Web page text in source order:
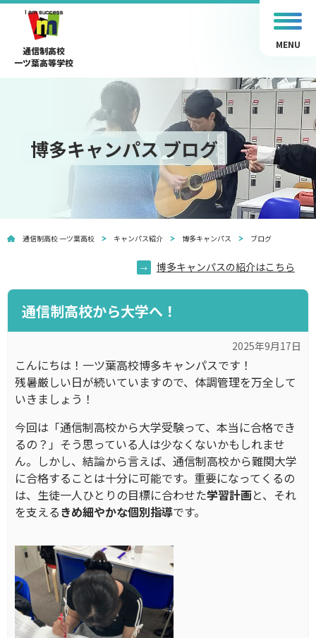
通信制高校
一ツ葉高等学校
MENU
博多キャンパス ブログ
通信制高校 一ツ葉高校 キャンパス紹介 博多キャンパス ブログ
博多キャンパスの紹介はこちら
通信制高校から大学へ！
2025年9月17日
こんにちは！一ツ葉高校博多キャンパスです！
残暑厳しい日が続いていますので、体調管理を万全して
いきましょう！
今回は「通信制高校から大学受験って、本当に合格でき
るの？」そう思っている人は少なくないかもしれませ
ん。しかし、結論から言えば、通信制高校から難関大学
に合格することは十分に可能です。重要になってくるの
は、生徒一人ひとりの目標に合わせた学習計画と、それ
を支えるきめ細やかな個別指導です。